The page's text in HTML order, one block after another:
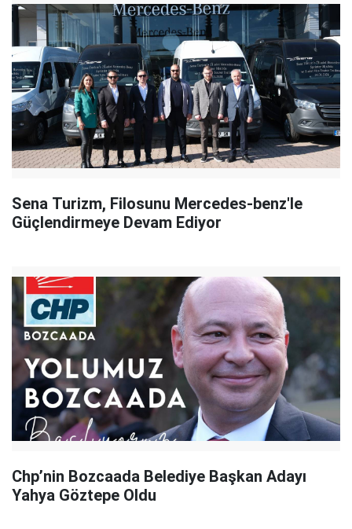
Sena Turizm, Filosunu Mercedes-benz'le
Güçlendirmeye Devam Ediyor
Chp’nin Bozcaada Belediye Başkan Adayı
Yahya Göztepe Oldu